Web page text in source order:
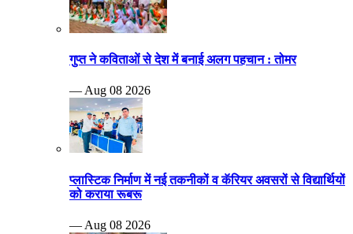
गुप्त ने कविताओं से देश में बनाई अलग पहचान : तोमर
— Aug 08 2026
प्लास्टिक निर्माण में नई तकनीकों व कॅरियर अवसरों से विद्यार्थियों
को कराया रूबरू
— Aug 08 2026